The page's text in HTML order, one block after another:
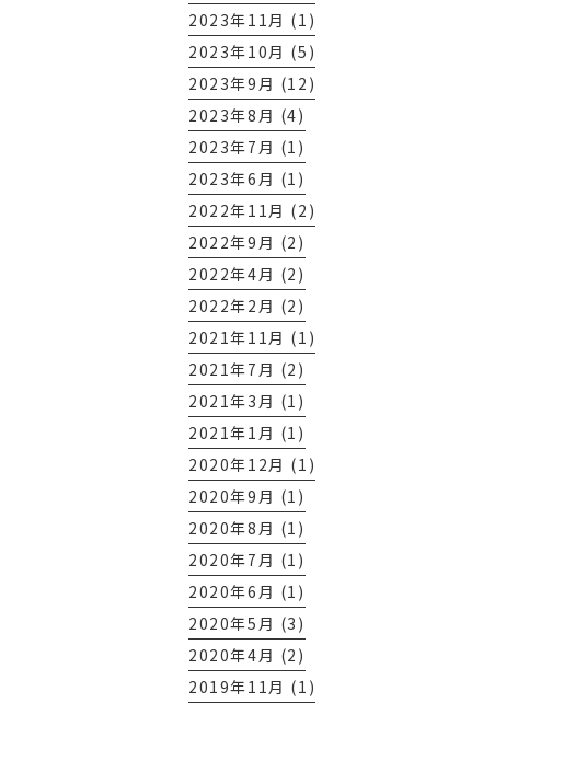
2023年11月 (1)
2023年10月 (5)
2023年9月 (12)
2023年8月 (4)
2023年7月 (1)
2023年6月 (1)
2022年11月 (2)
2022年9月 (2)
2022年4月 (2)
2022年2月 (2)
2021年11月 (1)
2021年7月 (2)
2021年3月 (1)
2021年1月 (1)
2020年12月 (1)
2020年9月 (1)
2020年8月 (1)
2020年7月 (1)
2020年6月 (1)
2020年5月 (3)
2020年4月 (2)
2019年11月 (1)